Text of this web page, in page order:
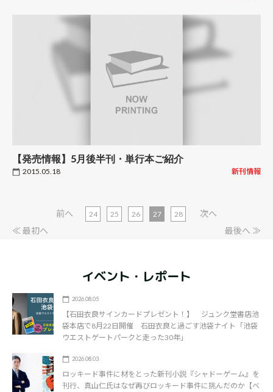
【発売情報】5月後半刊・単行本ご紹介
2015.05.18 新刊情報
≪ 最初へ
前へ 24 25 26 27 28
次へ
最後へ ≫
イベント・レポート
2026.08.05
【石田衣良サインカードプレゼント！】 ジュンク堂書店池
袋本店で8月22日開催 石田衣良と過ごす池袋ナイト「池袋
ウエストゲートパークと走った30年」
2026.08.03
ロッキード事件に材をとった新刊小説『シャドーゲーム』を
刊行、真山仁氏はなぜ再びロッキード事件に挑んだのか【ベ